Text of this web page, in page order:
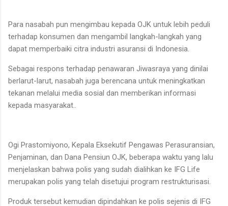
Para nasabah pun mengimbau kepada OJK untuk lebih peduli
terhadap konsumen dan mengambil langkah-langkah yang
dapat memperbaiki citra industri asuransi di Indonesia.
Sebagai respons terhadap penawaran Jiwasraya yang dinilai
berlarut-larut, nasabah juga berencana untuk meningkatkan
tekanan melalui media sosial dan memberikan informasi
kepada masyarakat..
Ogi Prastomiyono, Kepala Eksekutif Pengawas Perasuransian,
Penjaminan, dan Dana Pensiun OJK, beberapa waktu yang lalu
menjelaskan bahwa polis yang sudah dialihkan ke IFG Life
merupakan polis yang telah disetujui program restrukturisasi.
Produk tersebut kemudian dipindahkan ke polis sejenis di IFG